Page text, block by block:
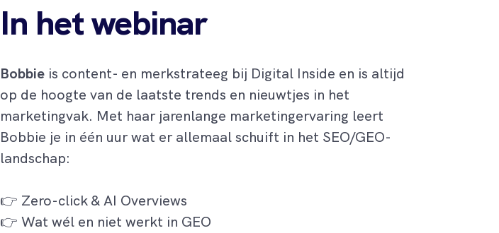
In het webinar
Bobbieis content- en merkstrateeg bij Digital Inside en is altijd
op de hoogte van de laatste trends en nieuwtjes in het
marketingvak. Met haar jarenlange marketingervaring leert
Bobbie je in één uur wat er allemaal schuift in het SEO/GEO-
landschap:
👉 Zero-click & AI Overviews
👉 Wat wél en niet werkt in GEO